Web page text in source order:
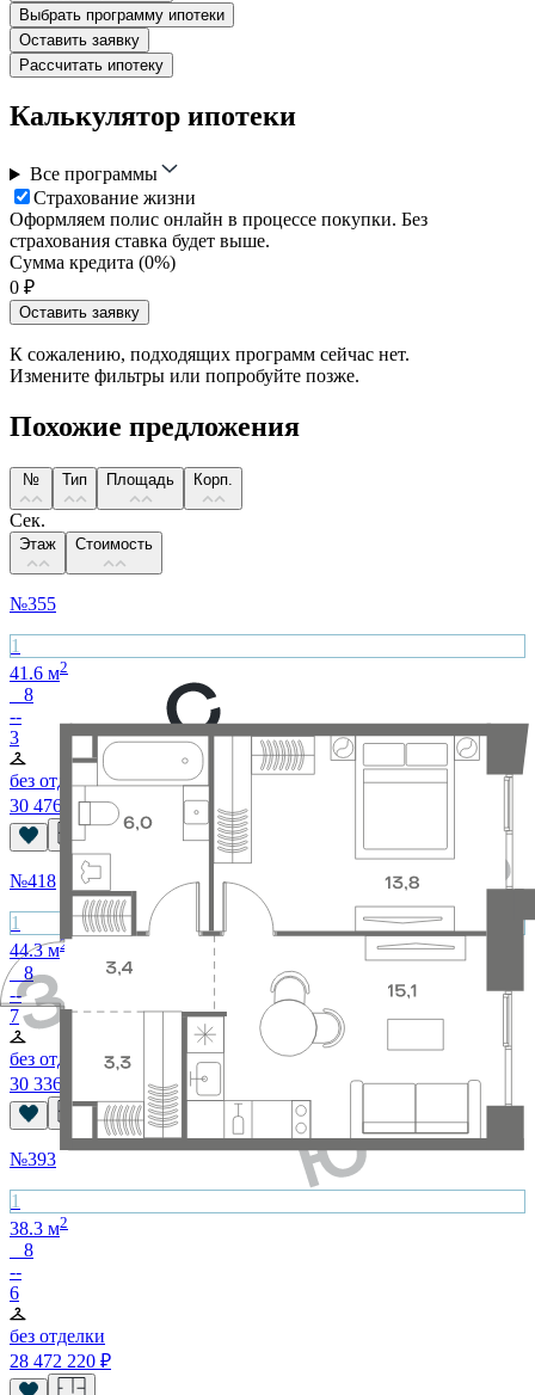
Выбрать программу ипотеки
Оставить заявку
Рассчитать ипотеку
Калькулятор ипотеки
Все программы
Страхование жизни
Оформляем полис онлайн в процессе покупки. Без
страхования ставка будет выше.
Сумма кредита (0%)
0 ₽
Оставить заявку
К сожалению, подходящих программ сейчас нет.
Измените фильтры или попробуйте позже.
Похожие предложения
№ Тип Площадь Корп.
Сек.
Этаж Стоимость
№355
1
41.6 м2
8
--
3
без отделки
30 476 160₽
№418
1
44.3м2
8
--
7
без отделки
30 336 640
№393
1
38.3 м2
8
--
6
без отделки
28 472 220 ₽